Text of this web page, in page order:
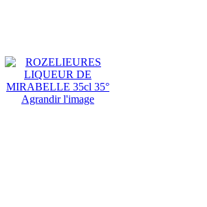
Agrandir l'image